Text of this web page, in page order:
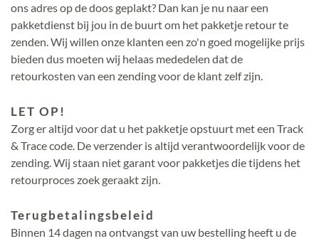
ons adres op de doos geplakt? Dan kan je nu naar een
pakketdienst bij jou in de buurt om het pakketje retour te
zenden. Wij willen onze klanten een zo'n goed mogelijke prijs
bieden dus moeten wij helaas mededelen dat de
retourkosten van een zending voor de klant zelf zijn.
LET OP!
Zorg er altijd voor dat u het pakketje opstuurt met een Track
& Trace code. De verzender is altijd verantwoordelijk voor de
zending. Wij staan niet garant voor pakketjes die tijdens het
retourproces zoek geraakt zijn.
Terugbetalingsbeleid
Binnen 14 dagen na ontvangst van uw bestelling heeft u de